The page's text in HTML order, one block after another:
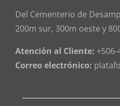
Del Cementerio de
200m sur, 300m oeste y
Atención al Cliente:
Correo electrónico: